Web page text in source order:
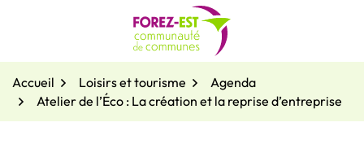
Accueil
Loisirs et tourisme
Agenda
Atelier de l’Éco : La création et la reprise d’entreprise